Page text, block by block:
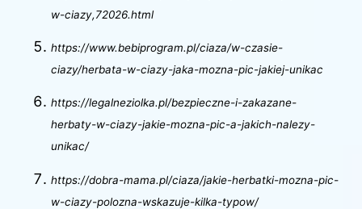
w-ciazy,72026.html
https://www.bebiprogram.pl/ciaza/w-czasie-
ciazy/herbata-w-ciazy-jaka-mozna-pic-jakiej-unikac
https://legalneziolka.pl/bezpieczne-i-zakazane-
herbaty-w-ciazy-jakie-mozna-pic-a-jakich-nalezy-
unikac/
https://dobra-mama.pl/ciaza/jakie-herbatki-mozna-pic-
w-ciazy-polozna-wskazuje-kilka-typow/